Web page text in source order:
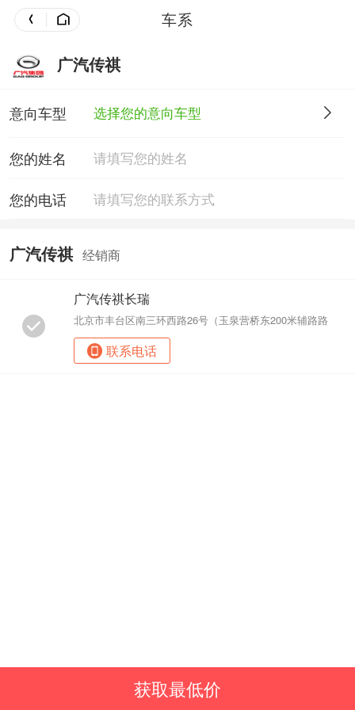
车系
广汽传祺
意向车型 选择您的意向车型
您的姓名
您的电话
广汽传祺 经销商
广汽传祺长瑞
北京市丰台区南三环西路26号（玉泉营桥东200米辅路路
联系电话
获取最低价